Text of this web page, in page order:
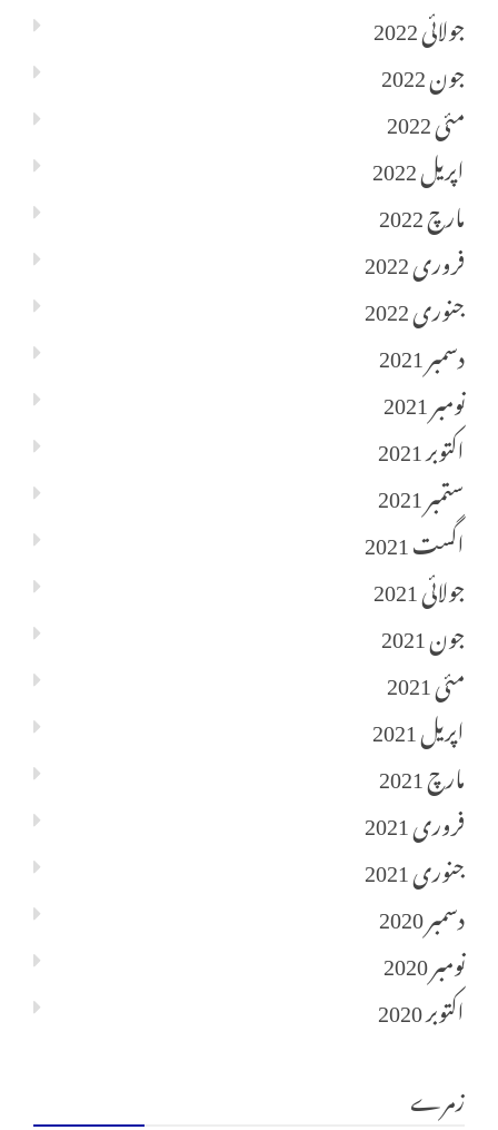
جولائی 2022
جون 2022
مئی 2022
اپریل 2022
مارچ 2022
فروری 2022
جنوری 2022
دسمبر 2021
نومبر 2021
اکتوبر 2021
ستمبر 2021
اگست 2021
جولائی 2021
جون 2021
مئی 2021
اپریل 2021
مارچ 2021
فروری 2021
جنوری 2021
دسمبر 2020
نومبر 2020
اکتوبر 2020
زمرے